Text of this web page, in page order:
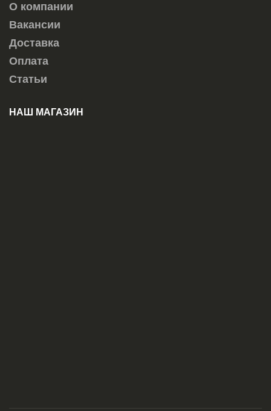
О компании
Вакансии
Доставка
Оплата
Статьи
НАШ МАГАЗИН